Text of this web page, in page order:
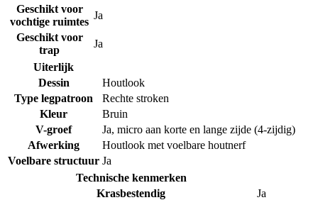
Geschikt voor
vochtige ruimtes
Ja
Geschikt voor
trap
Ja
Uiterlijk
Dessin
Houtlook
Type legpatroon
Rechte stroken
Kleur
Bruin
V-groef
Ja, micro aan korte en lange zijde (4-zijdig)
Afwerking
Houtlook met voelbare houtnerf
Voelbare structuur Ja
Technische kenmerken
Krasbestendig
Ja